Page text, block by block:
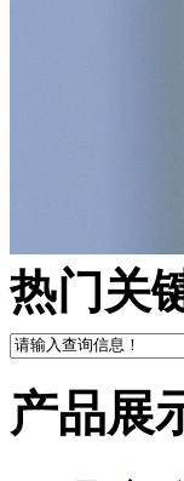
热门关
产品展